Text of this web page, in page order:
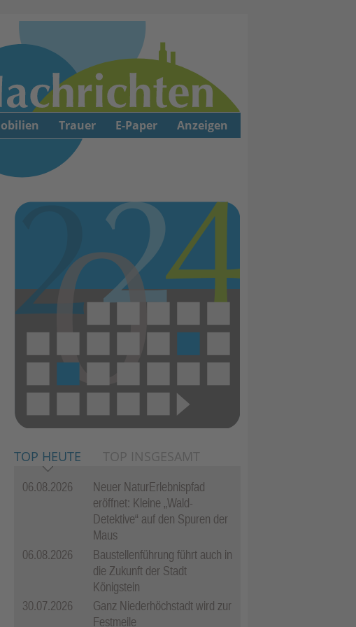
TOP HEUTE TOP INSGESAMT
06.08.2026
Neuer NaturErlebnispfad
eröffnet: Kleine „Wald-
Detektive“ auf den Spuren der
Maus
06.08.2026
Baustellenführung führt auch in
die Zukunft der Stadt
Königstein
30.07.2026
Ganz Niederhöchstadt wird zur
Festmeile
Trauer E-Paper Anzeigen